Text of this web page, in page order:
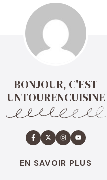
BONJOUR, C'EST
UNTOURENCUISINE
EN SAVOIR PLUS